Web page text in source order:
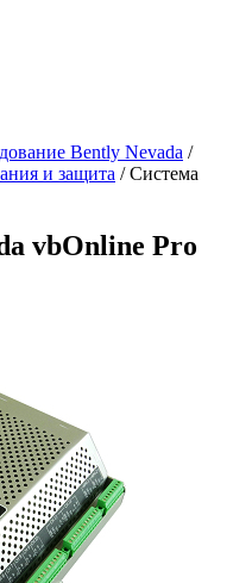
Bently Nevada /
и защита / Система
vbOnline Pro